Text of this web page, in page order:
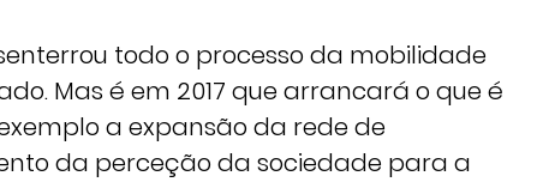
todo o processo da mobilidade
Mas é em 2017 que arrancará o que é
a expansão da rede de
da perceção da sociedade para a